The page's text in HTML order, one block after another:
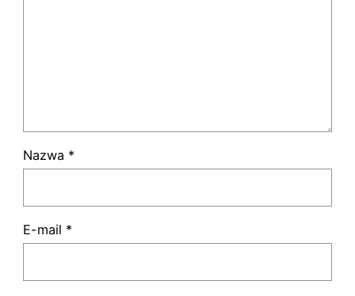
Nazwa *
E-mail *